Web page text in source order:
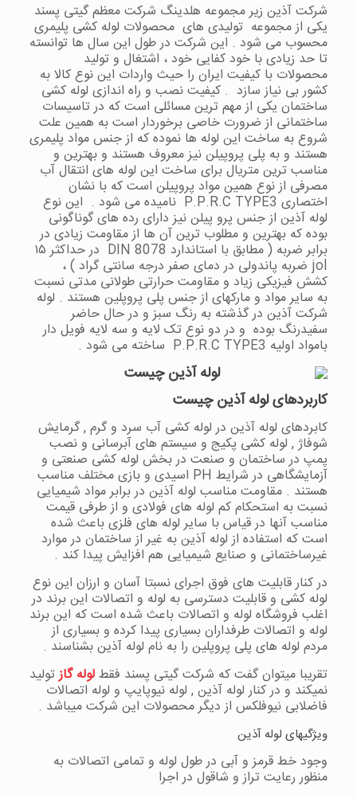
شرکت آذین زیر مجموعه هلدینگ شرکت معظم گیتی پسند
یکی از مجموعه تولیدی های محصولات لوله کشی پلیمری
محسوب می شود . این شرکت در طول این سال ها توانسته
تا حد زیادی با خود کفایی خود ، اشتغال و تولید
محصولات با کیفیت ایران را حیث واردات این نوع کالا به
کشور بی نیاز سازد . کیفیت نصب و راه اندازی لوله کشی
ساختمان یکی از مهم ترین مسائلی است که در تاسیسات
ساختمانی از ضرورت خاصی برخوردار است به همین علت
شروع به ساخت این لوله ها نموده که از جنس مواد پلیمری
هستند و به پلی پروپیلن نیز معروف هستند و بهترین و
مناسب ترین متریال برای ساخت این لوله های انتقال آب
مصرفی از نوع همین مواد پروپیلن است که با نشان
اختصاری P.P.R.C TYPE3 نامیده می شود . این نوع
لوله آذین از جنس پرو پیلن نیز دارای رده های گوناگونی
بوده که بهترین و مطلوب ترین آن ها از مقاومت زیادی در
برابر ضربه ( مطابق با استاندارد DIN 8078 در حداکثر ۱۵
jol ضربه پاندولی در دمای صفر درجه سانتی گراد ) ،
کشش فیزیکی زیاد و مقاومت حرارتی طولانی مدتی نسبت
به سایر مواد و مارکهای از جنس پلی پروپلین هستند . لوله
شرکت آذین در گذشته به رنگ سبز و در حال حاضر
سفیدرنگ بوده و در دو نوع تک لایه و سه لایه فویل دار
بامواد اولیه P.P.R.C TYPE3 ساخته می شود .
کاربردهای لوله آذین چیست
کابردهای لوله آذین در لوله کشی آب سرد و گرم , گرمایش
شوفاژ , لوله کشی پکیج و سیستم های آبرسانی و نصب
پمپ در ساختمان و صنعت در بخش لوله کشی صنعتی و
آزمایشگاهی در شرایط PH اسیدی و بازی مختلف مناسب
هستند . مقاومت مناسب لوله آذین در برابر مواد شیمیایی
نسبت به استحکام کم لوله های فولادی و از طرفی قیمت
مناسب آنها در قیاس با سایر لوله های فلزی باعث شده
است که استفاده از لوله آذین به غیر از ساختمان در موارد
غیرساختمانی و صنایع شیمیایی هم افزایش پیدا کند .
در کنار قابلیت های فوق اجرای نسبتا آسان و ارزان این نوع
لوله کشی و قابلیت دسترسی به لوله و اتصالات این برند در
اغلب فروشگاه لوله و اتصالات باعث شده است که این برند
لوله و اتصالات طرفداران بسیاری پیدا کرده و بسیاری از
مردم لوله های پلی پروپلین را به نام لوله آذین بشناسند .
تقریبا میتوان گفت که شرکت گیتی پسند فقطلوله گازتولید
نمیکند و در کنار لوله آذین , لوله نیوپایپ و لوله اتصالات
فاضلابی نیوفلکس از دیگر محصولات این شرکت میباشد .
ویژگیهای لوله آذین
وجود خط قرمز و آبی در طول لوله و تمامی اتصالات به
منظور رعایت تراز و شاقول در اجرا